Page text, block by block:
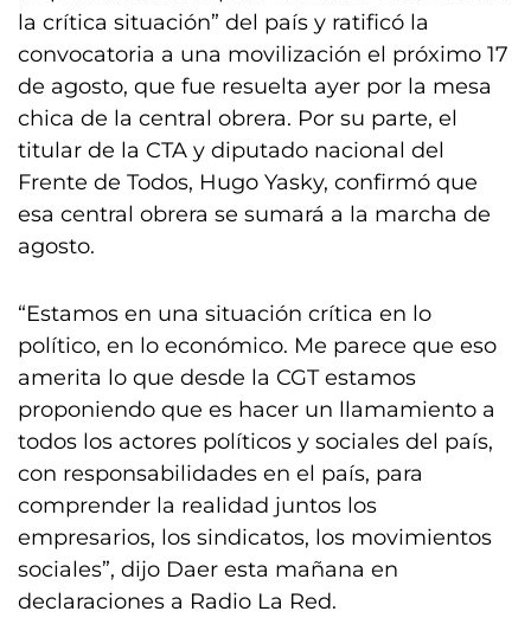
la crítica situación” del país y ratificó la
convocatoria a una movilización el próximo 17
de agosto, que fue resuelta ayer por la mesa
chica de la central obrera. Por su parte, el
titular de la CTA y diputado nacional del
Frente de Todos, Hugo Yasky, confirmó que
esa central obrera se sumará a la marcha de
agosto.
“Estamos en una situación crítica en lo
político, en lo económico. Me parece que eso
amerita lo que desde la CGT estamos
proponiendo que es hacer un llamamiento a
todos los actores políticos y sociales del país,
con responsabilidades en el país, para
comprender la realidad juntos los
empresarios, los sindicatos, los movimientos
sociales”, dijo Daer esta mañana en
declaraciones a Radio La Red.